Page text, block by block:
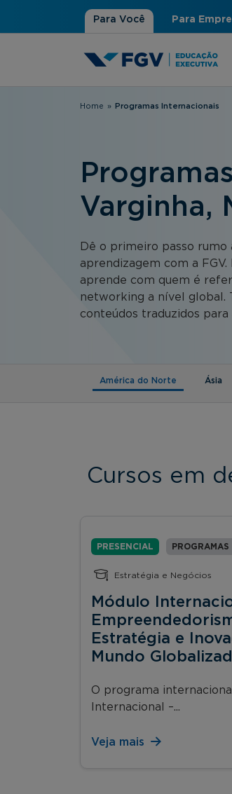
Para Você Para
Você está
Home » Programas Internacionais
Varginha,
Dê o primeiro passo
aprendizagem com a FGV.
aprende com quem é
networking a nível global.
conteúdos traduzidos para
América do Norte (aba ativa)
Ásia
Cursos em
PRESENCIAL
Estratégia e Negócios
Módulo
Estratégia e
Mundo
O programa
Internacional –...
Veja mais